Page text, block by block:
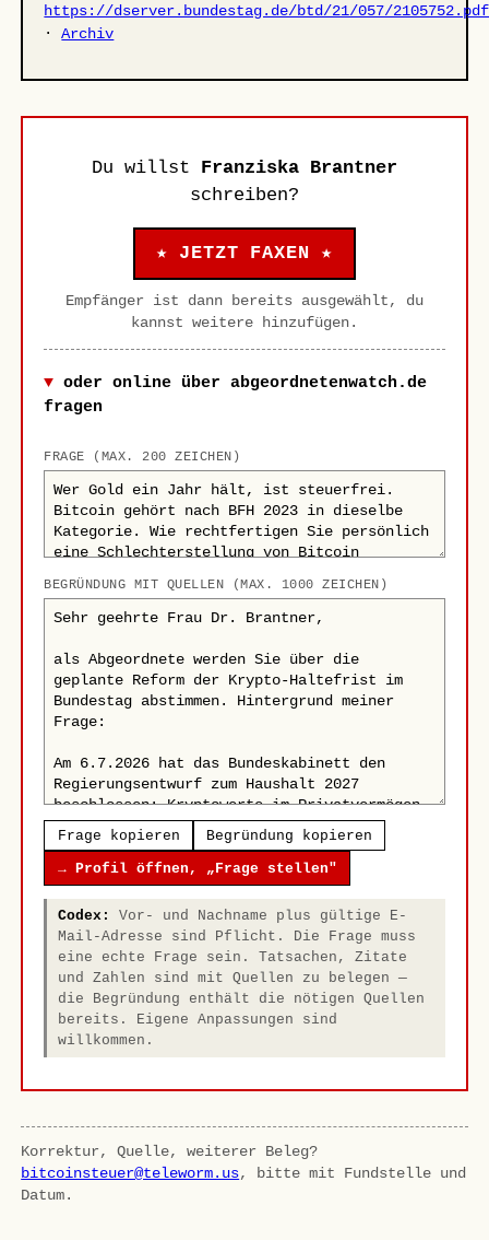
https://dserver.bundestag.de/btd/21/057/2105752.pdf
·Archiv
Du willst Franziska Brantner
schreiben?
★ JETZT FAXEN ★
Empfänger ist dann bereits ausgewählt, du
kannst weitere hinzufügen.
oder online über abgeordnetenwatch.de
fragen
FRAGE (MAX. 200 ZEICHEN)
BEGRÜNDUNG MIT QUELLEN (MAX. 1000 ZEICHEN)
Frage kopieren Begründung kopieren
→ Profil öffnen, „Frage stellen"
Codex:
Vor- und Nachname plus gültige E-
Mail-Adresse sind Pflicht. Die Frage muss
eine echte Frage sein. Tatsachen, Zitate
und Zahlen sind mit Quellen zu belegen —
die Begründung enthält die nötigen Quellen
bereits. Eigene Anpassungen sind
willkommen.
Korrektur, Quelle, weiterer Beleg?
bitcoinsteuer@teleworm.us, bitte mit Fundstelle und
Datum.